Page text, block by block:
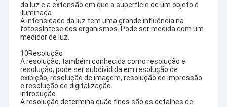
da luz e a extensão em que a superfície de um objeto é
iluminada.
A intensidade da luz tem uma grande influência na
fotossíntese dos organismos. Pode ser medida com um
medidor de luz.
10Resolução
A resolução, também conhecida como resolução e
resolução, pode ser subdividida em resolução de
exibição, resolução de imagem, resolução de impressão
e resolução de digitalização.
Introdução
A resolução determina quão finos são os detalhes de